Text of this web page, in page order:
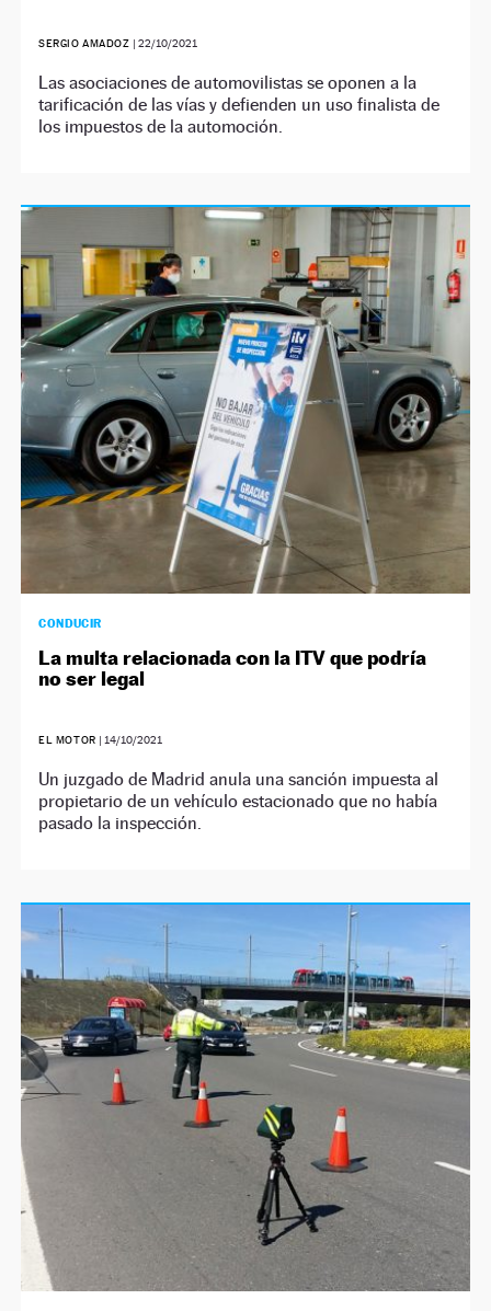
SERGIO AMADOZ | 22/10/2021
Las asociaciones de automovilistas se oponen a la
tarificación de las vías y defienden un uso finalista de
los impuestos de la automoción.
CONDUCIR
La multa relacionada con la ITV que podría
no ser legal
EL MOTOR | 14/10/2021
Un juzgado de Madrid anula una sanción impuesta al
propietario de un vehículo estacionado que no había
pasado la inspección.